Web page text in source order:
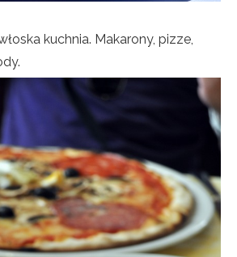
kuchnia. Makarony, pizze,